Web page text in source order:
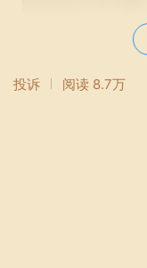
投诉 阅读 8.7万